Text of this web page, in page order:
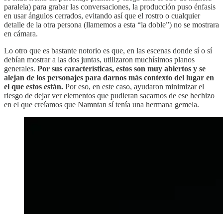
paralela) para grabar las conversaciones, la producción puso énfasis
en usar ángulos cerrados, evitando así que el rostro o cualquier
detalle de la otra persona (llamemos a esta “la doble”) no se mostrara
en cámara.
Lo otro que es bastante notorio es que, en las escenas donde sí o sí
debían mostrar a las dos juntas, utilizaron muchísimos planos
generales. Por sus características, estos son muy abiertos y se
alejan de los personajes para darnos más contexto del lugar en
el que estos están. Por eso, en este caso, ayudaron minimizar el
riesgo de dejar ver elementos que pudieran sacarnos de ese hechizo
en el que creíamos que Namntan sí tenía una hermana gemela.